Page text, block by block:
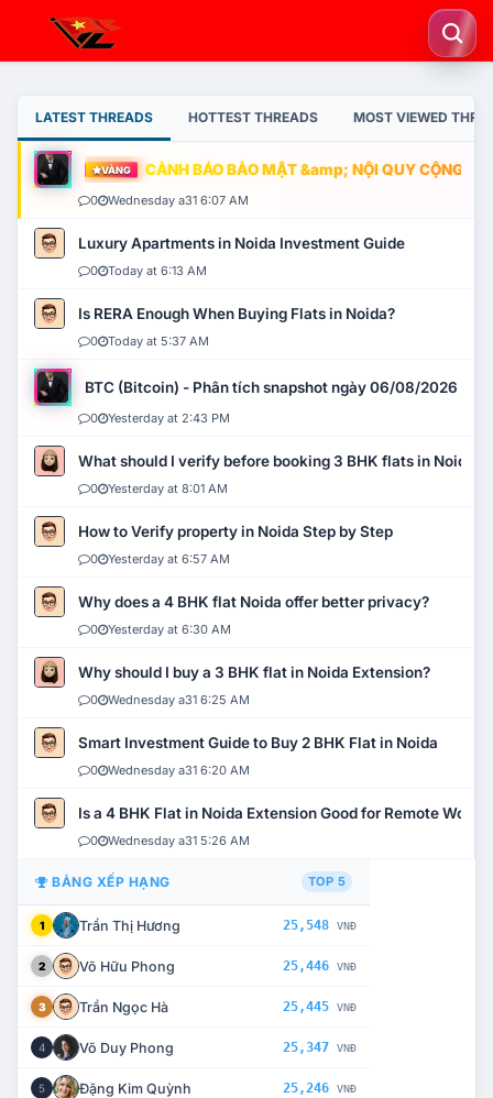
LATEST THREADS HOTTEST THREADS MOST VIEWED
VÀNG CẢNH BÁO BẢO MẬT &amp; NỘI QUY CỘNG
0 Wednesday a31 6:07 AM
Luxury Apartments in Noida Investment Guide
0 Today at 6:13 AM
Is RERA Enough When Buying Flats in Noida?
0 Today at 5:37 AM
BTC (Bitcoin) - Phân tích snapshot ngày 06/08/2026
0 Yesterday at 2:43 PM
What should I verify before booking 3 BHK flats in Noida?
0 Yesterday at 8:01 AM
How to Verify property in Noida Step by Step
0 Yesterday at 6:57 AM
Why does a 4 BHK flat Noida offer better privacy?
0 Yesterday at 6:30 AM
Why should I buy a 3 BHK flat in Noida Extension?
0 Wednesday a31 6:25 AM
Smart Investment Guide to Buy 2 BHK Flat in Noida
0 Wednesday a31 6:20 AM
Is a 4 BHK Flat in Noida Extension Good for Remote Work?
0 Wednesday a31 5:26 AM
BẢNG XẾP HẠNG TOP 5
1 Trần Thị Hương 25,548 VNĐ
2 Võ Hữu Phong 25,446 VNĐ
3 Trần Ngọc Hà 25,445 VNĐ
4 Võ Duy Phong 25,347 VNĐ
5 Đặng Kim Quỳnh 25,246 VNĐ